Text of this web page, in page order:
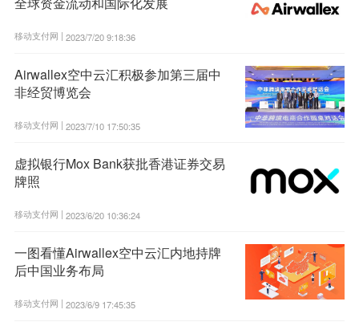
移动支付网 | 2023/7/20 9:18:36
Airwallex空中云汇积极参加第三届中
非经贸博览会
移动支付网 | 2023/7/10 17:50:35
虚拟银行Mox Bank获批香港证券交易
牌照
移动支付网 | 2023/6/20 10:36:24
一图看懂Airwallex空中云汇内地持牌
后中国业务布局
移动支付网 | 2023/6/9 17:45:35